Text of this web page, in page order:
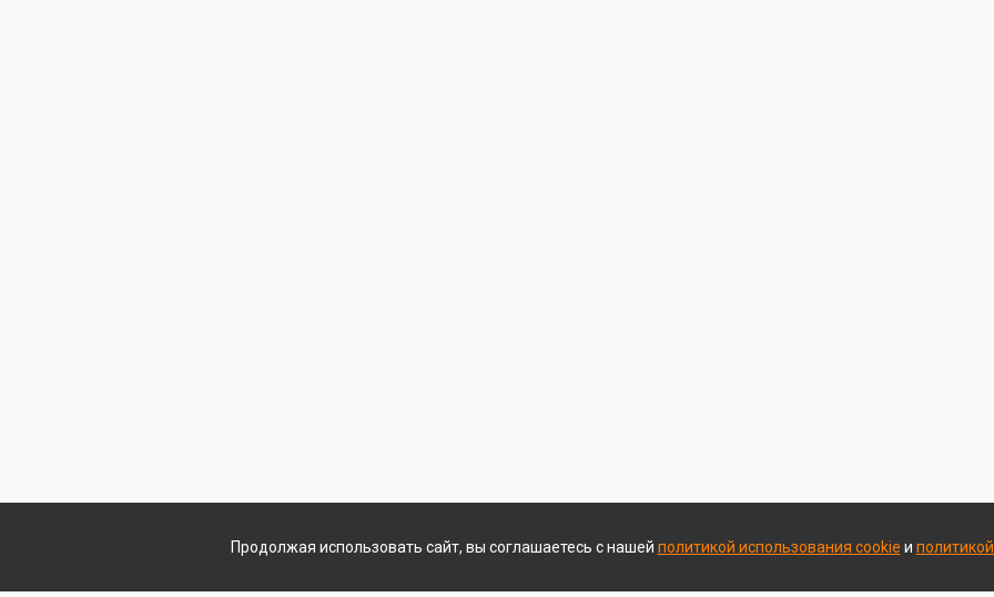
Продолжая использовать сайт, вы соглашаетесь с нашей политикой использования cookie и